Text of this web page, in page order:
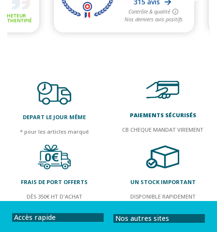
DEPART LE JOUR MÊME
* pour les articles marqué
PAIEMENTS SÉCURISÉS
CB CHEQUE MANDAT VIREMENT
FRAIS DE PORT OFFERTS
DÈS 350€ HT D'ACHAT
UN STOCK IMPORTANT
DISPONIBLE RAPIDEMENT
Accès rapide Nos autres sites